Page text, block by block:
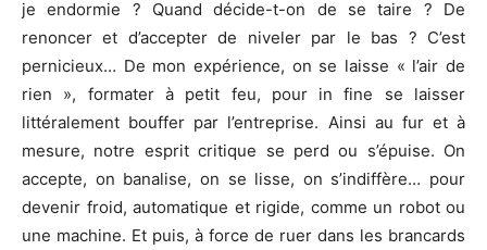
je endormie ? Quand décide-t-on de se taire ? De
renoncer et d’accepter de niveler par le bas ? C’est
pernicieux… De mon expérience, on se laisse « l’air de
rien », formater à petit feu, pour in fine se laisser
littéralement bouffer par l’entreprise. Ainsi au fur et à
mesure, notre esprit critique se perd ou s’épuise. On
accepte, on banalise, on se lisse, on s’indiffère… pour
devenir froid, automatique et rigide, comme un robot ou
une machine. Et puis, à force de ruer dans les brancards